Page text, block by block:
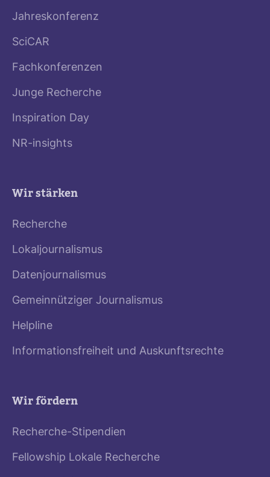
Jahreskonferenz
SciCAR
Fachkonferenzen
Junge Recherche
Inspiration Day
NR-insights
Wir stärken
Recherche
Lokaljournalismus
Datenjournalismus
Gemeinnütziger Journalismus
Helpline
Informationsfreiheit und Auskunftsrechte
Wir fördern
Recherche-Stipendien
Fellowship Lokale Recherche